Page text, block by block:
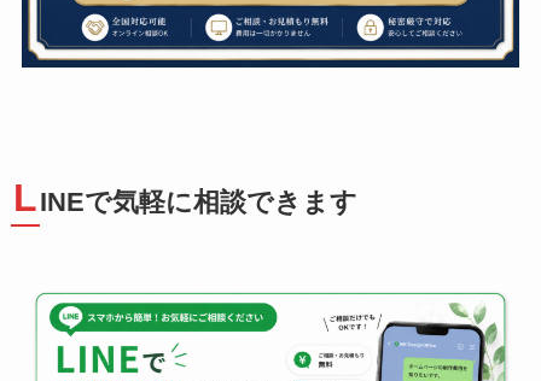
LINEで気軽に相談できます